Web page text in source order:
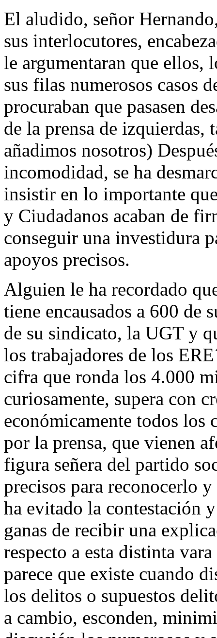
El aludido, señor
sus interlocutores,
le argumentaran que ellos,
sus filas numerosos casos
procuraban que pasasen
de la prensa de izquierdas,
añadimos nosotros)
incomodidad, se ha
insistir en lo importante
y Ciudadanos acaban de
conseguir una investidura
apoyos precisos.
Alguien le ha recordado
tiene encausados a 600 de
de su sindicato, la UGT y
los trabajadores de los
cifra que ronda los 4.000
curiosamente, supera con
económicamente todos los
por la prensa, que vienen
figura señera del partido
precisos para reconocerlo
ha evitado la contestación
ganas de recibir una
respecto a esta distinta
parece que existe cuando
los delitos o supuestos
a cambio, esconden,